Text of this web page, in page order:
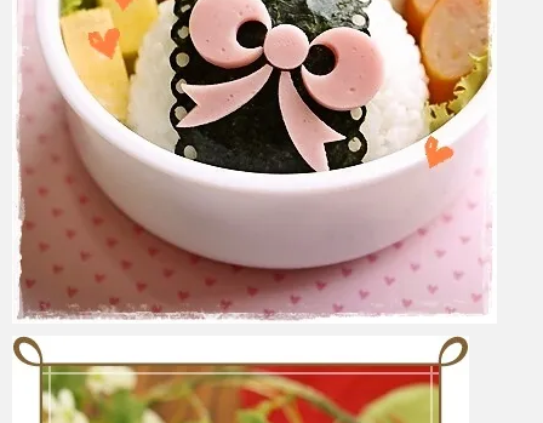
azuki 2017年6月6日